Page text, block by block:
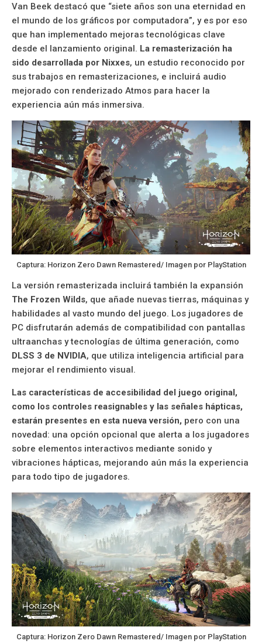
Van Beek destacó que “siete años son una eternidad en
el mundo de los gráficos por computadora”, y es por eso
que han implementado mejoras tecnológicas clave
desde el lanzamiento original. La remasterización ha
sido desarrollada por Nixxes, un estudio reconocido por
sus trabajos en remasterizaciones, e incluirá audio
mejorado con renderizado Atmos para hacer la
experiencia aún más inmersiva.
Captura: Horizon Zero Dawn Remastered/ Imagen por PlayStation
La versión remasterizada incluirá también la expansión
The Frozen Wilds, que añade nuevas tierras, máquinas y
habilidades al vasto mundo del juego. Los jugadores de
PC disfrutarán además de compatibilidad con pantallas
ultraanchas y tecnologías de última generación, como
DLSS 3 de NVIDIA, que utiliza inteligencia artificial para
mejorar el rendimiento visual.
Las características de accesibilidad del juego original,
como los controles reasignables y las señales hápticas,
estarán presentes en esta nueva versión, pero con una
novedad: una opción opcional que alerta a los jugadores
sobre elementos interactivos mediante sonido y
vibraciones hápticas, mejorando aún más la experiencia
para todo tipo de jugadores.
Captura: Horizon Zero Dawn Remastered/ Imagen por PlayStation